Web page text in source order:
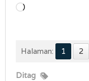
Memuat...
Halaman: 1 2
Ditag